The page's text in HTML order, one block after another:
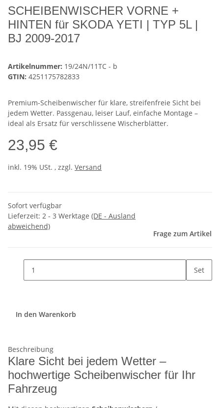
SCHEIBENWISCHER VORNE +
HINTEN für SKODA YETI | TYP 5L |
BJ 2009-2017
Artikelnummer: 19/24N/11TC - b
GTIN: 4251175782833
Premium-Scheibenwischer für klare, streifenfreie Sicht bei
jedem Wetter. Passgenau, leiser Lauf, einfache Montage –
ideal als Ersatz für verschlissene Wischerblätter.
23,95 €
inkl. 19% USt. , zzgl. Versand
Sofort verfügbar
Lieferzeit: 2 - 3 Werktage (DE - Ausland
abweichend)
Frage zum Artikel
Set
In den Warenkorb
Beschreibung
Klare Sicht bei jedem Wetter –
hochwertige Scheibenwischer für Ihr
Fahrzeug